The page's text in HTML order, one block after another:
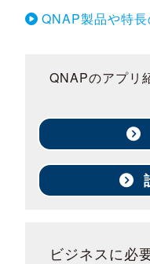
QNAP製品や特
QNAPのアプリ
ビジネスに必